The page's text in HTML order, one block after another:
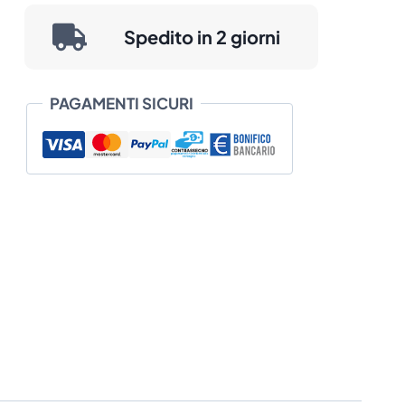
da
€ 777,84
Spedito in 2 giorni
PAGAMENTI SICURI